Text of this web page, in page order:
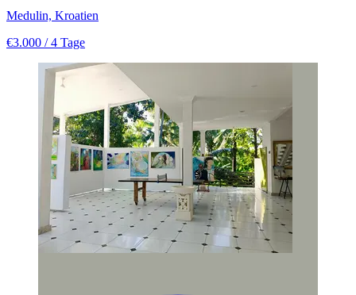
Medulin, Kroatien
€3.000 / 4 Tage